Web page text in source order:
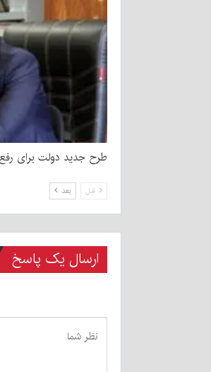
طرح جدید دولت برای
قبل بعد
ارسال یک پاسخ